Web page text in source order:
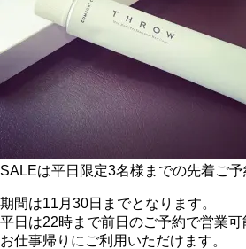
SALEは平日限定3名様までの先着ご予
期間は11月30日までとなります。
平日は22時まで前日のご予約で営業
お仕事帰りにご利用いただけます。